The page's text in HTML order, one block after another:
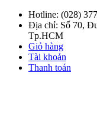
Hotline: (028)
Địa chỉ: Số 70,
Tp.HCM
Giỏ hàng
Tài khoản
Thanh toán